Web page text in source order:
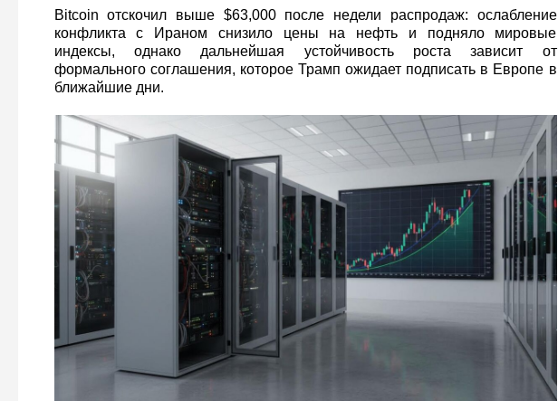
Bitcoin отскочил выше $63,000 после недели распродаж: ослабление
конфликта с Ираном снизило цены на нефть и подняло мировые
индексы, однако дальнейшая устойчивость роста зависит от
формального соглашения, которое Трамп ожидает подписать в Европе в
ближайшие дни.